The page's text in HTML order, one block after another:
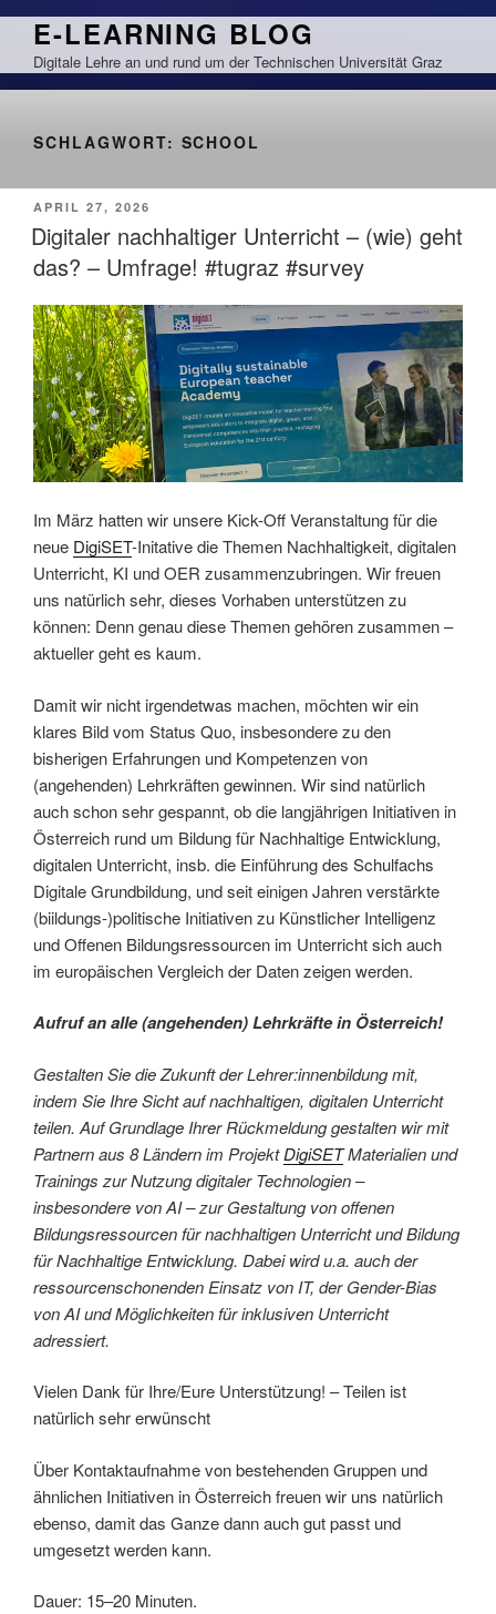
Zum
springen
E-LEARNING BLOG
Digitale Lehre an und rund um der Technischen Universität Graz
SCHLAGWORT: SCHOOL
VERÖFFENTLICHT
AM
APRIL 27, 2026
Digitaler nachhaltiger Unterricht – (wie) geht
das? – Umfrage! #tugraz #survey
Im März hatten wir unsere Kick-Off Veranstaltung für die
neue DigiSET-Initative die Themen Nachhaltigkeit, digitalen
Unterricht, KI und OER zusammenzubringen. Wir freuen
uns natürlich sehr, dieses Vorhaben unterstützen zu
können: Denn genau diese Themen gehören zusammen –
aktueller geht es kaum.
Damit wir nicht irgendetwas machen, möchten wir ein
klares Bild vom Status Quo, insbesondere zu den
bisherigen Erfahrungen und Kompetenzen von
(angehenden) Lehrkräften gewinnen. Wir sind natürlich
auch schon sehr gespannt, ob die langjährigen Initiativen in
Österreich rund um Bildung für Nachhaltige Entwicklung,
digitalen Unterricht, insb. die Einführung des Schulfachs
Digitale Grundbildung, und seit einigen Jahren verstärkte
(biildungs-)politische Initiativen zu Künstlicher Intelligenz
und Offenen Bildungsressourcen im Unterricht sich auch
im europäischen Vergleich der Daten zeigen werden.
Aufruf an alle (angehenden) Lehrkräfte in Österreich!
Gestalten Sie die Zukunft der Lehrer:innenbildung mit,
indem Sie Ihre Sicht auf nachhaltigen, digitalen Unterricht
teilen. Auf Grundlage Ihrer Rückmeldung gestalten wir mit
Partnern aus 8 Ländern im ProjektDigiSETMaterialien und
Trainings zur Nutzung digitaler Technologien –
insbesondere von AI – zur Gestaltung von offenen
Bildungsressourcen für nachhaltigen Unterricht und Bildung
für Nachhaltige Entwicklung. Dabei wird u.a. auch der
ressourcenschonenden Einsatz von IT, der Gender-Bias
von AI und Möglichkeiten für inklusiven Unterricht
adressiert.
Vielen Dank für Ihre/Eure Unterstützung! – Teilen ist
natürlich sehr erwünscht
Über Kontaktaufnahme von bestehenden Gruppen und
ähnlichen Initiativen in Österreich freuen wir uns natürlich
ebenso, damit das Ganze dann auch gut passt und
umgesetzt werden kann.
Dauer: 15–20 Minuten.